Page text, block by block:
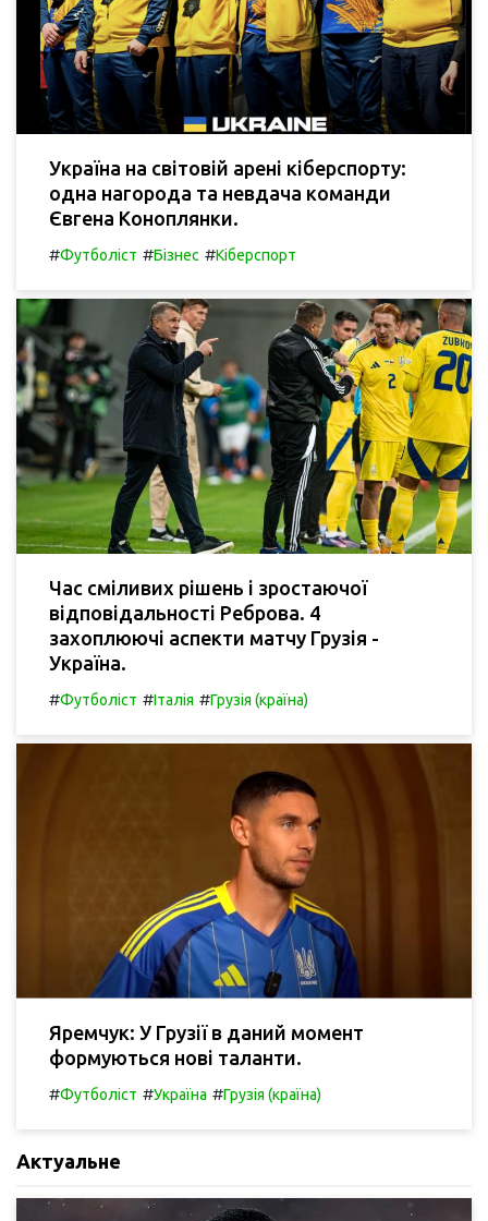
Україна на світовій арені кіберспорту:
одна нагорода та невдача команди
Євгена Коноплянки.
#Футболіст #Бізнес #Кіберспорт
Час сміливих рішень і зростаючої
відповідальності Реброва. 4
захоплюючі аспекти матчу Грузія -
Україна.
#Футболіст #Італія #Грузія (країна)
Яремчук: У Грузії в даний момент
формуються нові таланти.
#Футболіст #Україна #Грузія (країна)
Актуальне